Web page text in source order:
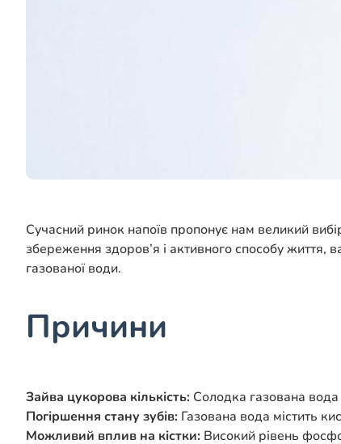
Сучасний ринок напоїв пропонує нам великий
збереження здоров’я і активного способу
газованої води.
Причини
Зайва цукорова кількість: Солодка газована вода
Погіршення стану зубів: Газована вода містить
Можливий вплив на кістки: Високий рівень